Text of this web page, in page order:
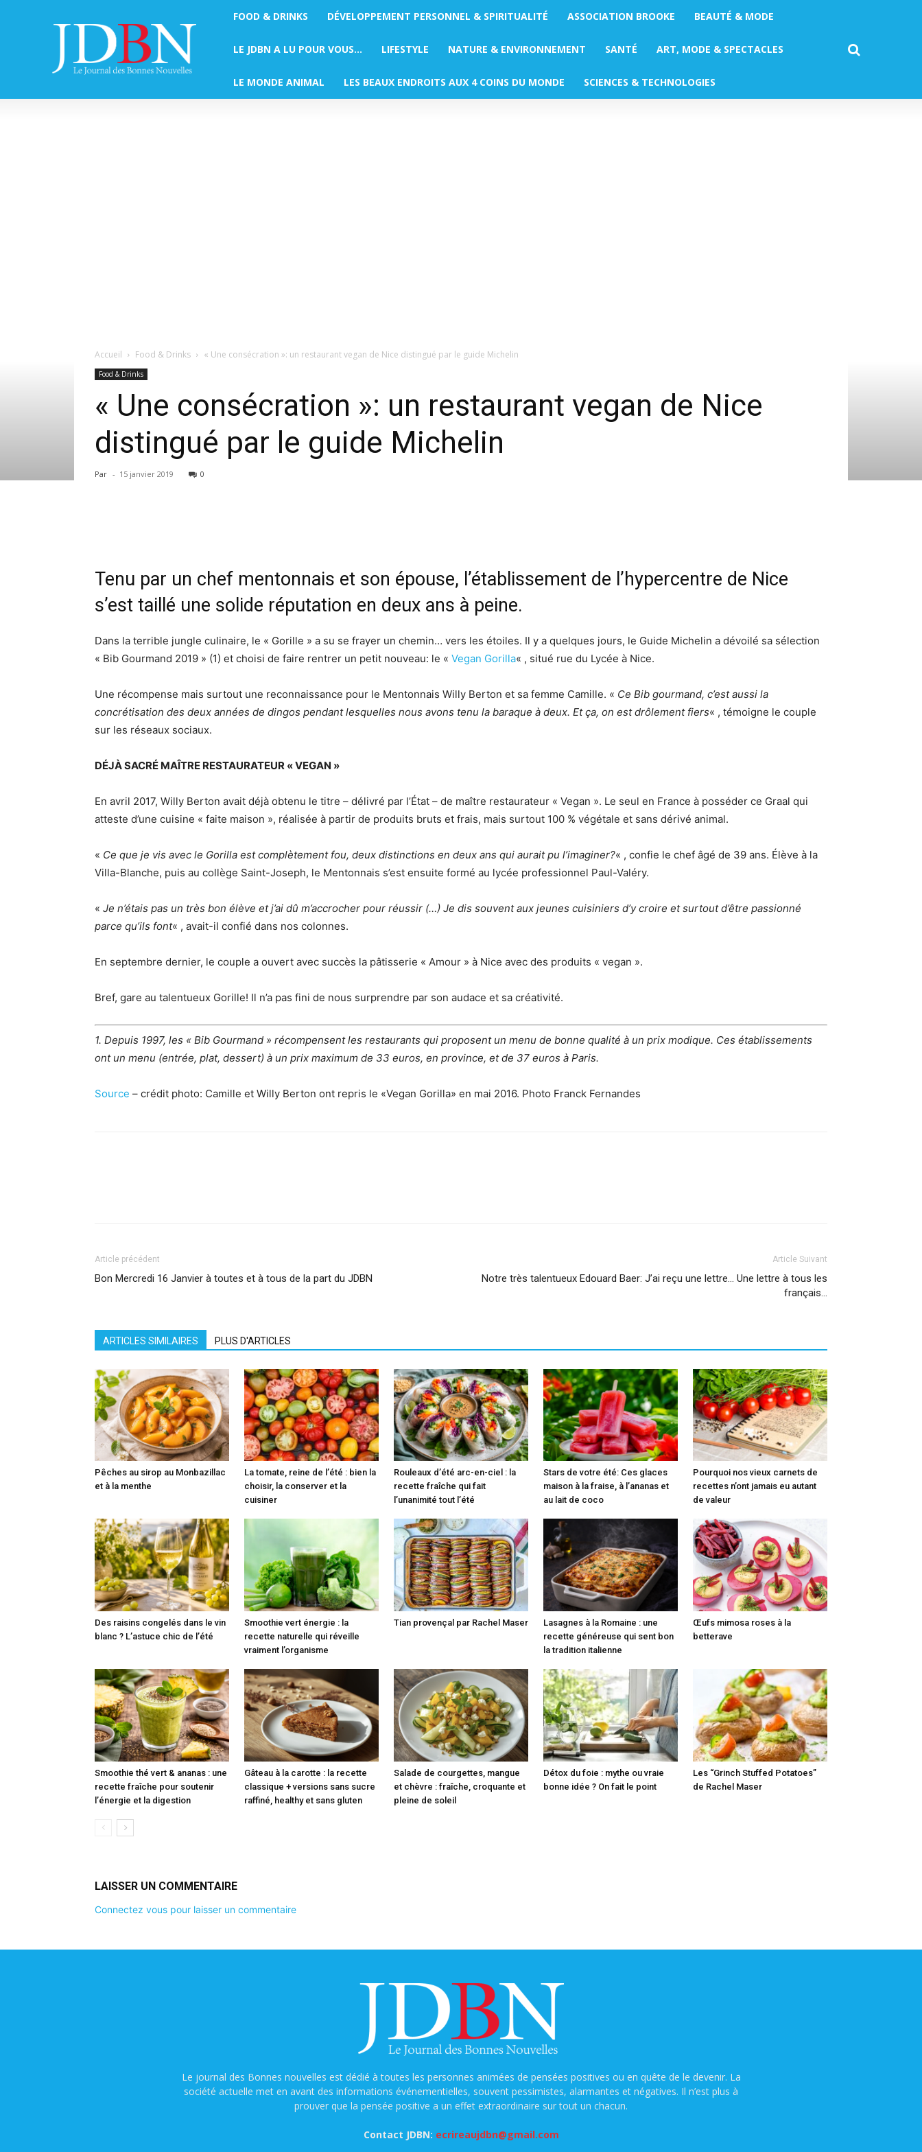
FOOD & DRINKS DÉVELOPPEMENT PERSONNEL & SPIRITUALITÉ ASSOCIATION BROOKE BEAUTÉ & MODE
LE JDBN A LU POUR VOUS… LIFESTYLE NATURE & ENVIRONNEMENT SANTÉ ART, MODE & SPECTACLES
LE MONDE ANIMAL LES BEAUX ENDROITS AUX 4 COINS DU MONDE SCIENCES & TECHNOLOGIES
Accueil Food & Drinks « Une consécration »: un restaurant vegan de Nice distingué par le guide Michelin
Food & Drinks
« Une consécration »: un restaurant vegan de Nice
distingué par le guide Michelin
Par - 15 janvier 2019 0
Tenu par un chef mentonnais et son épouse, l’établissement de l’hypercentre de Nice
s’est taillé une solide réputation en deux ans à peine.
Dans la terrible jungle culinaire, le « Gorille » a su se frayer un chemin… vers les étoiles. Il y a quelques jours, le Guide Michelin a dévoilé sa sélection
« Bib Gourmand 2019 » (1) et choisi de faire rentrer un petit nouveau: le « Vegan Gorilla« , situé rue du Lycée à Nice.
Une récompense mais surtout une reconnaissance pour le Mentonnais Willy Berton et sa femme Camille. « Ce Bib gourmand, c’est aussi la
concrétisation des deux années de dingos pendant lesquelles nous avons tenu la baraque à deux. Et ça, on est drôlement fiers« , témoigne le couple
sur les réseaux sociaux.
DÉJÀ SACRÉ MAÎTRE RESTAURATEUR « VEGAN »
En avril 2017, Willy Berton avait déjà obtenu le titre – délivré par l’État – de maître restaurateur « Vegan ». Le seul en France à posséder ce Graal qui
atteste d’une cuisine « faite maison », réalisée à partir de produits bruts et frais, mais surtout 100 % végétale et sans dérivé animal.
« Ce que je vis avec le Gorilla est complètement fou, deux distinctions en deux ans qui aurait pu l’imaginer?« , confie le chef âgé de 39 ans. Élève à la
Villa-Blanche, puis au collège Saint-Joseph, le Mentonnais s’est ensuite formé au lycée professionnel Paul-Valéry.
« Je n’étais pas un très bon élève et j’ai dû m’accrocher pour réussir (…) Je dis souvent aux jeunes cuisiniers d’y croire et surtout d’être passionné
parce qu’ils font« , avait-il confié dans nos colonnes.
En septembre dernier, le couple a ouvert avec succès la pâtisserie « Amour » à Nice avec des produits « vegan ».
Bref, gare au talentueux Gorille! Il n’a pas fini de nous surprendre par son audace et sa créativité.
1. Depuis 1997, les « Bib Gourmand » récompensent les restaurants qui proposent un menu de bonne qualité à un prix modique. Ces établissements
ont un menu (entrée, plat, dessert) à un prix maximum de 33 euros, en province, et de 37 euros à Paris.
Source – crédit photo: Camille et Willy Berton ont repris le «Vegan Gorilla» en mai 2016. Photo Franck Fernandes
Article précédent
Bon Mercredi 16 Janvier à toutes et à tous de la part du JDBN
Article Suivant
Notre très talentueux Edouard Baer: J’ai reçu une lettre… Une lettre à tous les
français…
ARTICLES SIMILAIRES PLUS D'ARTICLES
Pêches au sirop au Monbazillac
et à la menthe
La tomate, reine de l’été : bien la
choisir, la conserver et la
cuisiner
Rouleaux d’été arc-en-ciel : la
recette fraîche qui fait
l’unanimité tout l’été
Stars de votre été: Ces glaces
maison à la fraise, à l’ananas et
au lait de coco
Pourquoi nos vieux carnets de
recettes n’ont jamais eu autant
de valeur
Des raisins congelés dans le vin
blanc ? L’astuce chic de l’été
Smoothie vert énergie : la
recette naturelle qui réveille
vraiment l’organisme
Tian provençal par Rachel Maser
Lasagnes à la Romaine : une
recette généreuse qui sent bon
la tradition italienne
Œufs mimosa roses à la
betterave
Smoothie thé vert & ananas : une
recette fraîche pour soutenir
l’énergie et la digestion
Gâteau à la carotte : la recette
classique + versions sans sucre
raffiné, healthy et sans gluten
Salade de courgettes, mangue
et chèvre : fraîche, croquante et
pleine de soleil
Détox du foie : mythe ou vraie
bonne idée ? On fait le point
Les “Grinch Stuffed Potatoes”
de Rachel Maser
LAISSER UN COMMENTAIRE
Connectez vous pour laisser un commentaire
Le journal des Bonnes nouvelles est dédié à toutes les personnes animées de pensées positives ou en quête de le devenir. La
société actuelle met en avant des informations événementielles, souvent pessimistes, alarmantes et négatives. Il n’est plus à
prouver que la pensée positive a un effet extraordinaire sur tout un chacun.
Contact JDBN: ecrireaujdbn@gmail.com